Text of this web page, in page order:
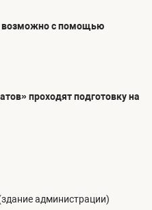
возможно с помощью
проходят подготовку на
администрации)